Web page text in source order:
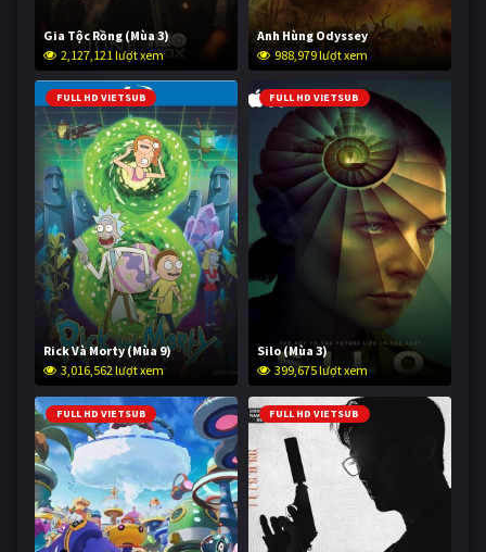
Gia Tộc Rồng (Mùa 3)
2,127,121 lượt xem
Anh Hùng Odyssey
988,979 lượt xem
FULL HD VIETSUB
Rick Và Morty (Mùa 9)
3,016,562 lượt xem
FULL HD VIETSUB
Silo (Mùa 3)
399,675 lượt xem
FULL HD VIETSUB FULL HD VIETSUB